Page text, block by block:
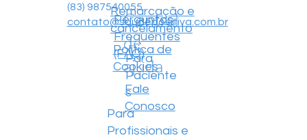
(83) 987540055
contato@saudepositiva.com.br
Central
de
ajuda
Para
Paciente
s
Para
Profissionais e
Perguntas
Frequentes
(FAQ)
Remarcação e
cancelamento
Política de
Cookies
Fale
Conosco